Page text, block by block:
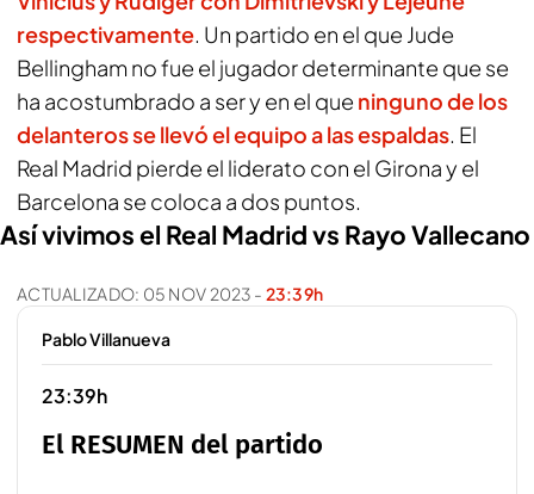
respectivamente. Un partido en el que Jude
Bellingham no fue el jugador determinante que se
ha acostumbrado a ser y en el que ninguno de los
delanteros se llevó el equipo a las espaldas. El
Real Madrid pierde el liderato con el Girona y el
Barcelona se coloca a dos puntos.
Así vivimos el Real Madrid vs Rayo Vallecano
ACTUALIZADO: 05 NOV 2023 - 23:39h
Pablo Villanueva
23:39h
El RESUMEN del partido